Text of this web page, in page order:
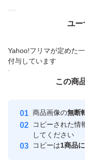
ん。 ・沈水しにく
らご使用ください。
物ではなく、むしろ
ご安心ください。
ルゲージのレイアウ
トにご使用の際は、
ら数週間強制的に水
さい。 ・沈まない
ユー
Yahoo!フリマが定めた
付与しています
安心取引出品者
取引実績
取引実績◯+
Yahoo!オークションで
商品への質問からの値
この商
商品画像の無断
コピーされた情
してください
コピーは1商品
この商品をみている